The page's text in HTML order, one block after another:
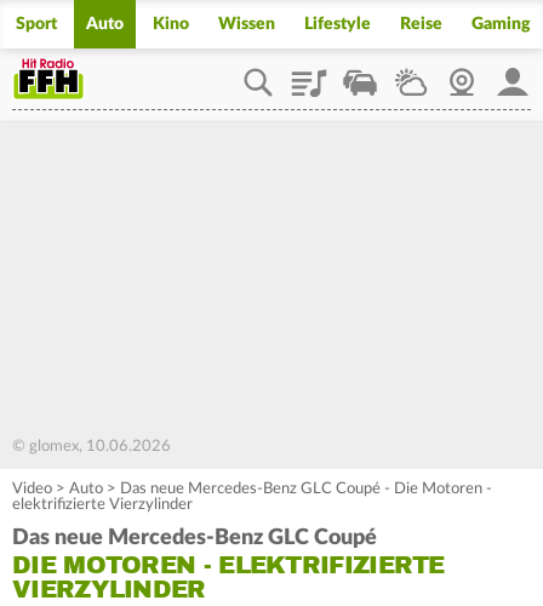
Sport Auto Kino Wissen Lifestyle Reise Gaming
PlaylistStaupilotWetterWebcam
© glomex, 10.06.2026
Video > Auto > Das neue Mercedes-Benz GLC Coupé - Die Motoren -
elektrifizierte Vierzylinder
Das neue Mercedes-Benz GLC Coupé
DIE MOTOREN - ELEKTRIFIZIERTE
VIERZYLINDER